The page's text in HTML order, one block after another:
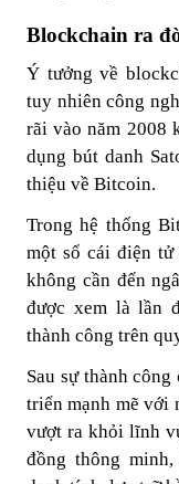
Blockchain ra
Ý tưởng về
tuy nhiên công
rãi vào năm 2008
dụng bút danh
thiệu về Bitcoin.
Trong hệ thống
một sổ cái điện
không cần đến
được xem là lần
thành công trên
Sau sự thành công
triển mạnh mẽ với
vượt ra khỏi lĩnh
đồng thông